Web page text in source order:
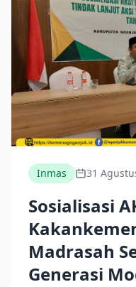
Inmas 31
Sosialisasi
Madrasah
Generasi